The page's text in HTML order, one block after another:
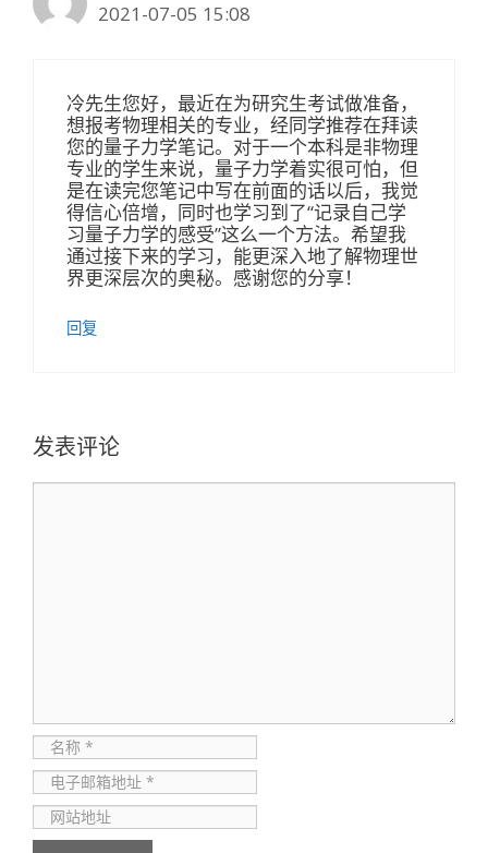
2021-07-05 15:08
冷先生您好，最近在为研究生考试做准备，
想报考物理相关的专业，经同学推荐在拜读
您的量子力学笔记。对于一个本科是非物理
专业的学生来说，量子力学着实很可怕，但
是在读完您笔记中写在前面的话以后，我觉
得信心倍增，同时也学习到了“记录自己学
习量子力学的感受”这么一个方法。希望我
通过接下来的学习，能更深入地了解物理世
界更深层次的奥秘。感谢您的分享！
回复
发表评论
称
子
箱
站